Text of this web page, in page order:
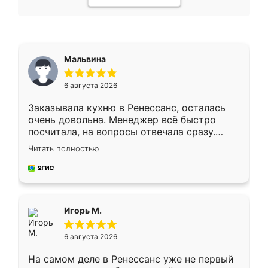
Мальвина
6 августа 2026
Заказывала кухню в Ренессанс, осталась
очень довольна. Менеджер всё быстро
посчитала, на вопросы отвечала сразу.
Замерщик приехал в субботу, подошёл к
делу со всей ответственностью. Собрали
за день, ребята работали аккуратно, даже
Читать полностью
Игорь М.
6 августа 2026
На самом деле в Ренессанс уже не первый